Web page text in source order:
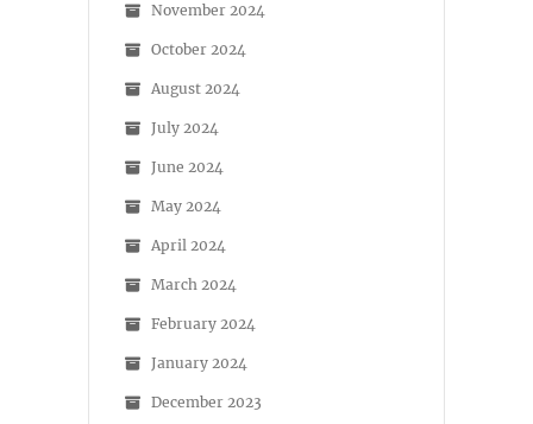
November 2024
October 2024
August 2024
July 2024
June 2024
May 2024
April 2024
March 2024
February 2024
January 2024
December 2023